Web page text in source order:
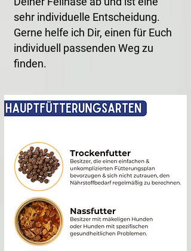
sehr individuelle Entscheidung.
Gerne helfe ich Dir, einen für Euch
individuell passenden Weg zu
finden.